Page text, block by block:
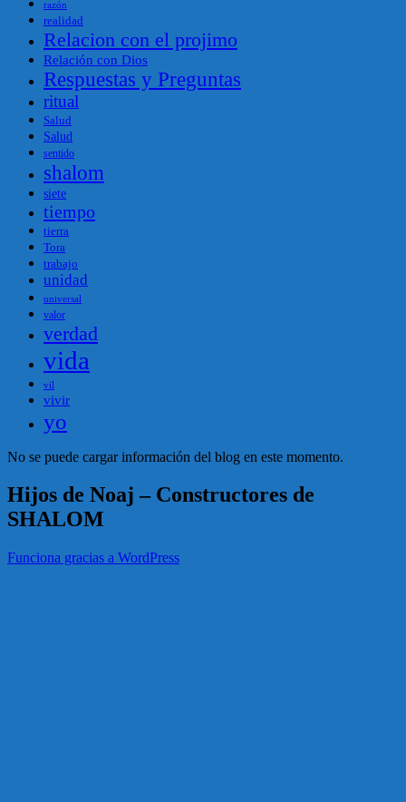
razón
realidad
Relacion con el projimo
Relación con Dios
Respuestas y Preguntas
ritual
Salud
Salud
sentido
shalom
siete
tiempo
tierra
Tora
trabajo
unidad
universal
valor
verdad
vida
vil
vivir
yo
No se puede cargar información del blog en este momento.
Hijos de Noaj – Constructores de
SHALOM
Funciona gracias a WordPress